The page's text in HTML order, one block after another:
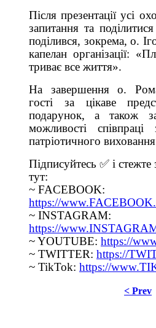
Після презентації усі
запитання та
поділився, зокрема, о.
капелан організації:
триває все життя».
На завершення о.
гості за цікаве
подарунок, а також
можливості
патріотичного
Підписуйтесь ✅ і стежте
тут:
~ FACEBOOK:
https://
~ INSTAGRAM:
https://
~ YOUTUBE: https://
~ TWITTER: https://
~ TikTok: https://
< Prev